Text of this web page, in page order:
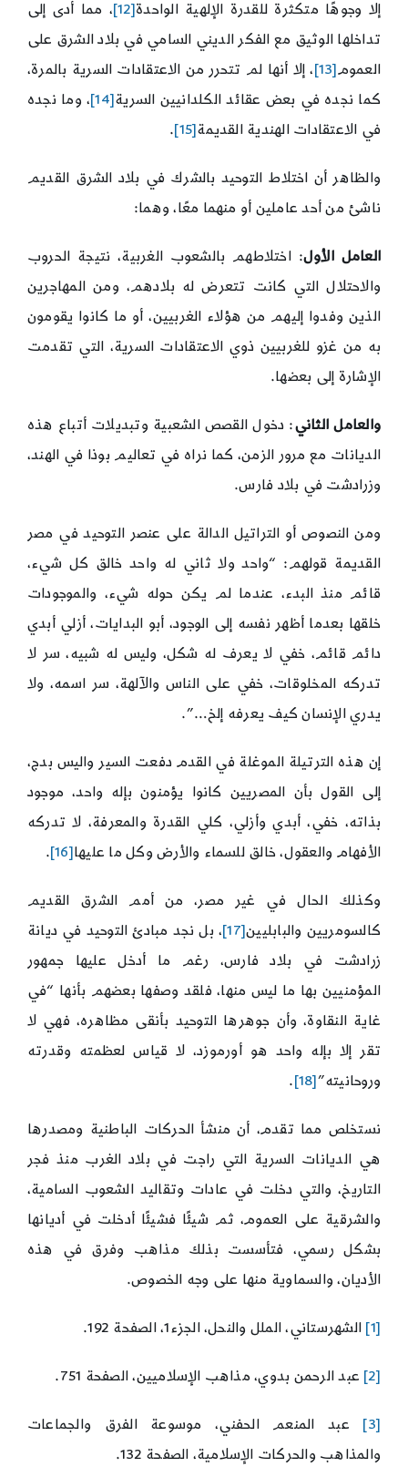
إلا وجوهًا متكثرة للقدرة الإلهية الواحدة [12]
، مما أدى إلى
تداخلها الوثيق مع الفكر الديني السامي في بلاد الشرق على
العموم [13]
، إلا أنها لم تتحرر من الاعتقادات السرية بالمرة،
كما نجده في بعض عقائد الكلدانيين السرية [14]
، وما نجده
في الاعتقادات الهندية القديمة [15]
.
والظاهر أن اختلاط التوحيد بالشرك في بلاد الشرق القديم
ناشئ من أحد عاملين أو منهما معًا، وهما:
العامل الأول: اختلاطهم بالشعوب الغربية، نتيجة الحروب
والاحتلال التي كانت تتعرض له بلادهم، ومن المهاجرين
الذين وفدوا إليهم من هؤلاء الغربيين، أو ما كانوا يقومون
به من غزو للغربيين ذوي الاعتقادات السرية، التي تقدمت
الإشارة إلى بعضها.
والعامل الثاني: دخول القصص الشعبية وتبديلات أتباع هذه
الديانات مع مرور الزمن، كما نراه في تعاليم بوذا في الهند،
وزرادشت في بلاد فارس.
ومن النصوص أو التراتيل الدالة على عنصر التوحيد في مصر
القديمة قولهم: “واحد ولا ثاني له واحد خالق كل شيء،
قائم منذ البدء، عندما لم يكن حوله شيء، والموجودات
خلقها بعدما أظهر نفسه إلى الوجود، أبو البدايات، أزلي أبدي
دائم قائم، خفي لا يعرف له شكل، وليس له شبيه، سر لا
تدركه المخلوقات، خفي على الناس والآلهة، سر اسمه، ولا
يدري الإنسان كيف يعرفه إلخ…”.
إن هذه الترتيلة الموغلة في القدم دفعت السير واليس بدج،
إلى القول بأن المصريين كانوا يؤمنون بإله واحد، موجود
بذاته، خفي، أبدي وأزلي، كلي القدرة والمعرفة، لا تدركه
الأفهام والعقول، خالق للسماء والأرض وكل ما عليها [16]
.
وكذلك الحال في غير مصر، من أمم الشرق القديم
كالسومريين والبابليين[17]
، بل نجد مبادئ التوحيد في ديانة
زرادشت في بلاد فارس، رغم ما أدخل عليها جمهور
المؤمنيين بها ما ليس منها، فلقد وصفها بعضهم بأنها “في
غاية النقاوة، وأن جوهرها التوحيد بأنقى مظاهره، فهي لا
تقر إلا بإله واحد هو أورموزد، لا قياس لعظمته وقدرته
وروحانيته” [18]
.
نستخلص مما تقدم، أن منشأ الحركات الباطنية ومصدرها
هي الديانات السرية التي راجت في بلاد الغرب منذ فجر
التاريخ، والتي دخلت في عادات وتقاليد الشعوب السامية،
والشرقية على العموم، ثم شيئًا فشيئًا أدخلت في أديانها
بشكل رسمي، فتأسست بذلك مذاهب وفرق في هذه
الأديان، والسماوية منها على وجه الخصوص.
[1] الشهرستاني، الملل والنحل، الجزء1، الصفحة 192.
[2] عبد الرحمن بدوي، مذاهب الإسلاميين، الصفحة 751.
[3]
عبد المنعم الحفني، موسوعة الفرق والجماعات
والمذاهب والحركات الإسلامية، الصفحة 132.